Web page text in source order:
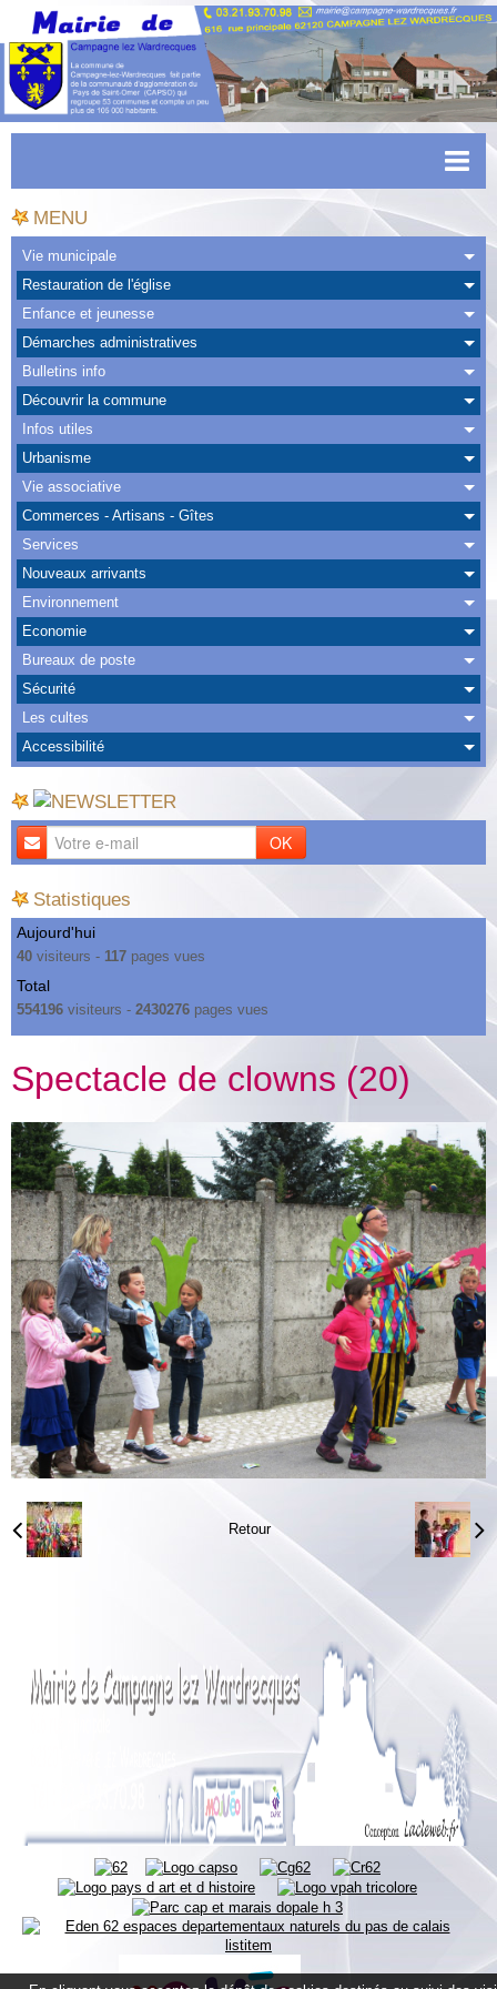
Accueil
Actualités
Facebook
CAPSO
Urbanisme
Transports
Agenda
Albums
Nous Contacter
MENU
Vie municipale
Restauration de l'église
Enfance et jeunesse
Démarches administratives
Bulletins info
Découvrir la commune
Infos utiles
Urbanisme
Vie associative
Commerces - Artisans - Gîtes
Services
Nouveaux arrivants
Environnement
Economie
Bureaux de poste
Sécurité
Les cultes
Accessibilité
OK
Statistiques
Aujourd'hui
40 visiteurs - 117 pages vues
Total
554196 visiteurs - 2430276 pages vues
Spectacle de clowns (20)
Retour